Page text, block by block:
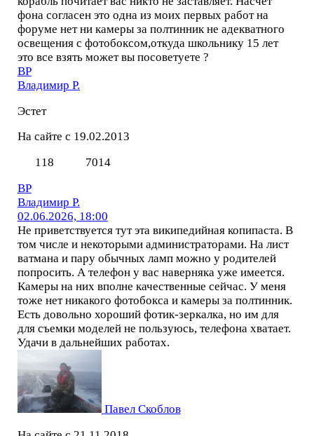
фона согласен это одна из моих первых работ на
форуме нет ни камеры за полтинник не адекватного
освещения с фотобоксом,откуда школьнику 15 лет
это все взять может вы посоветуете ?
ВР
Владимир Р.
Эстет
На сайте с 19.02.2013
118
7014
ВР
Владимир Р.
02.06.2026, 18:00
Не приветствуется тут эта википедийная копипаста. В
том числе и некоторыми администраторами. На лист
ватмана и пару обычных ламп можно у родителей
попросить. А телефон у вас наверняка уже имеется.
Камеры на них вполне качественные сейчас. У меня
тоже нет никакого фотобокса и камеры за полтинник.
Есть довольно хороший фотик-зеркалка, но им для
для съемки моделей не пользуюсь, телефона хватает.
Удачи в дальнейших работах.
Павел Скоблов